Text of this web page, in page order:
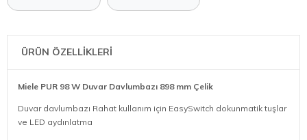
ÜRÜN ÖZELLİKLERİ
Miele PUR 98 W Duvar Davlumbazı 898 mm Çelik
Duvar davlumbazı Rahat kullanım için EasySwitch dokunmatik tuşlar
ve LED aydınlatma